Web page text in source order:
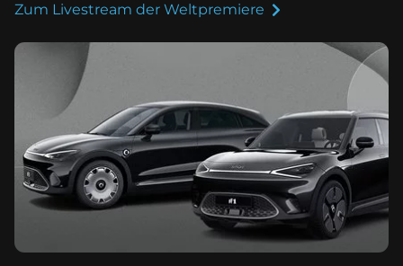
Zum Livestream der Weltpremiere